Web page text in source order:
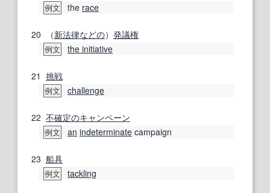
例文 the race
20 （新法律などの） 発議権
例文 the initiative
21 挑戦
例文 challenge
22 不確定のキャンペーン
例文 an indeterminate campaign
23 船具
例文 tackling